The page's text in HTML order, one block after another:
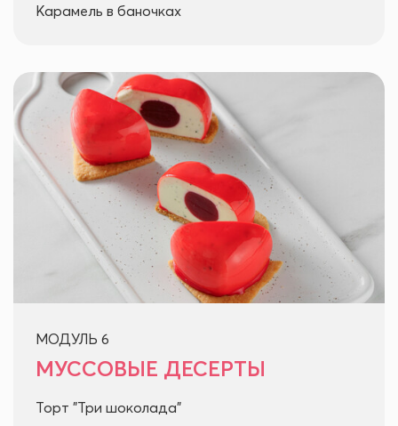
Карамель в баночках
МОДУЛЬ 6
МУССОВЫЕ ДЕСЕРТЫ
Торт "Три шоколада"